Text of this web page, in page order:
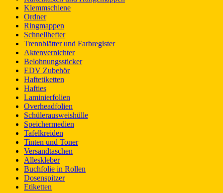
Klemmschiene
Ordner
Ringmappen
Schnellhefter
Trennblätter und Farbregister
Aktenvernichter
Belohnungssticker
EDV Zubehör
Haftetiketten
Hafties
Laminierfolien
Overheadfolien
Schülerausweishülle
Speichermedien
Tafelkreiden
Tinten und Toner
Versandtaschen
Alleskleber
Buchfolie in Rollen
Dosenspitzer
Etiketten